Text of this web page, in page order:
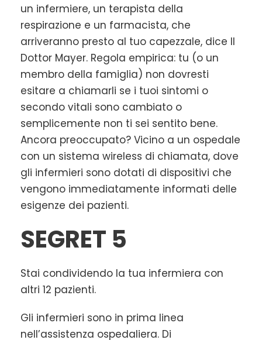
un infermiere, un terapista della
respirazione e un farmacista, che
arriveranno presto al tuo capezzale, dice Il
Dottor Mayer. Regola empirica: tu (o un
membro della famiglia) non dovresti
esitare a chiamarli se i tuoi sintomi o
secondo vitali sono cambiato o
semplicemente non ti sei sentito bene.
Ancora preoccupato? Vicino a un ospedale
con un sistema wireless di chiamata, dove
gli infermieri sono dotati di dispositivi che
vengono immediatamente informati delle
esigenze dei pazienti.
SEGRET 5
Stai condividendo la tua infermiera con
altri 12 pazienti.
Gli infermieri sono in prima linea
nell’assistenza ospedaliera. Di